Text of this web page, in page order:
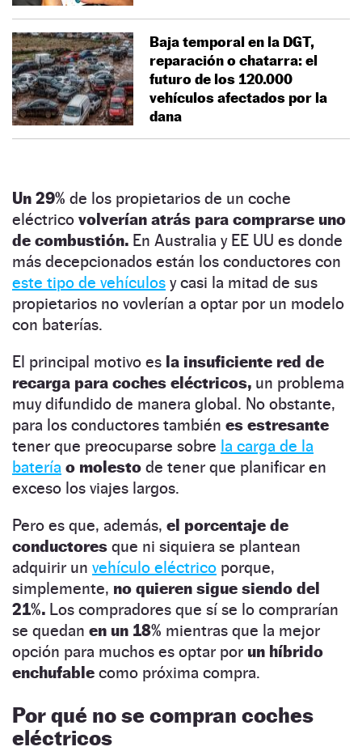
Baja temporal en la DGT,
reparación o chatarra: el
futuro de los 120.000
vehículos afectados por la
dana
Un 29% de los propietarios de un coche
eléctrico volverían atrás para comprarse uno
de combustión. En Australia y EE UU es donde
más decepcionados están los conductores con
este tipo de vehículos y casi la mitad de sus
propietarios no vovlerían a optar por un modelo
con baterías.
El principal motivo es la insuficiente red de
recarga para coches eléctricos, un problema
muy difundido de manera global. No obstante,
para los conductores también es estresante
tener que preocuparse sobre la carga de la
batería o molesto de tener que planificar en
exceso los viajes largos.
Pero es que, además, el porcentaje de
conductores que ni siquiera se plantean
adquirir un vehículo eléctrico porque,
simplemente, no quieren sigue siendo del
21%. Los compradores que sí se lo comprarían
se quedan en un 18% mientras que la mejor
opción para muchos es optar por un híbrido
enchufable como próxima compra.
Por qué no se compran coches
eléctricos